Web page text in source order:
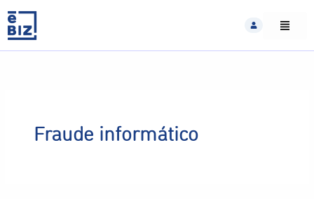
content
Fraude informático